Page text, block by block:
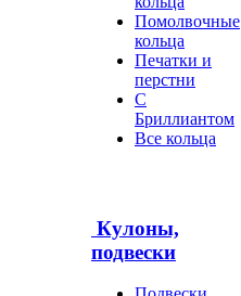
Помолвочные
кольца
Печатки и
перстни
С
Бриллиантом
Все кольца
Кулоны,
подвески